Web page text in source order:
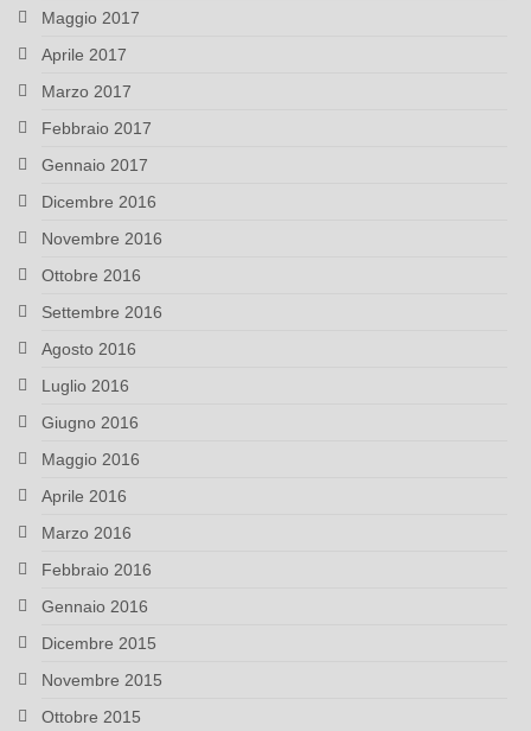
Maggio 2017
Aprile 2017
Marzo 2017
Febbraio 2017
Gennaio 2017
Dicembre 2016
Novembre 2016
Ottobre 2016
Settembre 2016
Agosto 2016
Luglio 2016
Giugno 2016
Maggio 2016
Aprile 2016
Marzo 2016
Febbraio 2016
Gennaio 2016
Dicembre 2015
Novembre 2015
Ottobre 2015